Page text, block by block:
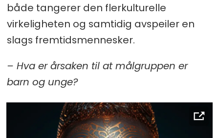
både tangerer den flerkulturelle
virkeligheten og samtidig avspeiler en
slags fremtidsmennesker.
– Hva er årsaken til at målgruppen er
barn og unge?